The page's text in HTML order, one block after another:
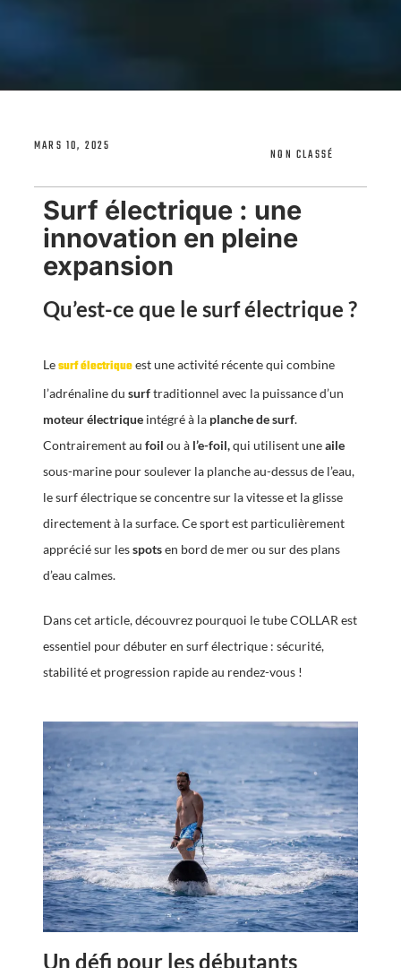
MARS 10, 2025 NON CLASSÉ
Surf électrique : une
innovation en pleine
expansion
Qu’est-ce que le surf électrique ?
Lesurf électriqueest une activité récente qui combine
l’adrénaline du surftraditionnel avec la puissance d’un
moteur électrique intégré à la planche de surf.
Contrairement au foil ou à l’e-foil,qui utilisent uneaile
sous-marine pour soulever la planche au-dessus de l’eau,
le surf électrique se concentre sur la vitesse et la glisse
directement à la surface. Ce sport est particulièrement
apprécié sur lesspotsen bord de mer ou sur des plans
d’eau calmes.
Dans cet article, découvrez pourquoi le tube COLLAR est
essentiel pour débuter en surf électrique : sécurité,
stabilité et progression rapide au rendez-vous !
Un défi pour les débutants